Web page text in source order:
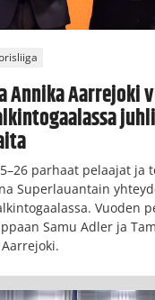
Annika Aarrejoki
parhaat pelaajat ja
Superlauantain
Vuoden
Samu Adler ja